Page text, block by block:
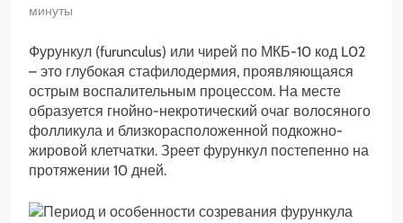
минуты
Фурункул (furunculus) или чирей по МКБ-10 код L02
– это глубокая стафилодермия, проявляющаяся
острым воспалительным процессом. На месте
образуется гнойно-некротический очаг волосяного
фолликула и близкорасположенной подкожно-
жировой клетчатки. Зреет фурункул постепенно на
протяжении 10 дней.